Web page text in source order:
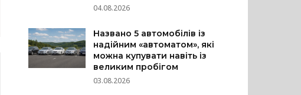
04.08.2026
Названо 5 автомобілів із
надійним «автоматом», які
можна купувати навіть із
великим пробігом
03.08.2026